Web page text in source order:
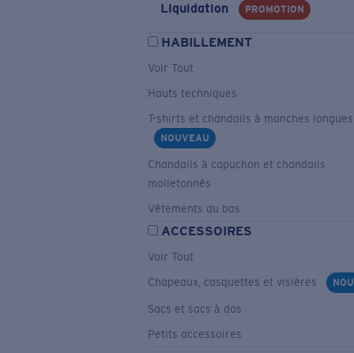
Liquidation PROMOTION
HABILLEMENT
Voir Tout
Hauts techniques
T-shirts et chandails à manches longues
NOUVEAU
Chandails à capuchon et chandails
molletonnés
Vêtements du bas
ACCESSOIRES
Voir Tout
Chapeaux, casquettes et visières
Sacs et sacs à dos
Petits accessoires